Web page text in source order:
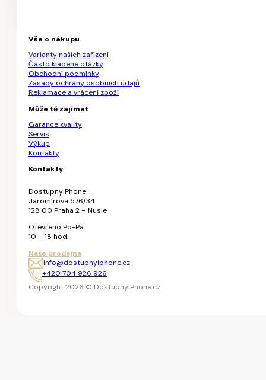
Vše o nákupu
Varianty našich zařízení
Často kladené otázky
Obchodní podmínky
Zásady ochrany osobních údajů
Reklamace a vrácení zboží
Může tě zajímat
Garance kvality
Servis
Výkup
Kontakty
Kontakty
DostupnyiPhone
Jaromírova 576/34
128 00 Praha 2 – Nusle
Otevřeno Po-Pá
10 – 18 hod.
Naše prodejna
info@dostupnyiphone.cz
+420 704 926 926
Copyright 2026 © DostupnyiPhone.cz